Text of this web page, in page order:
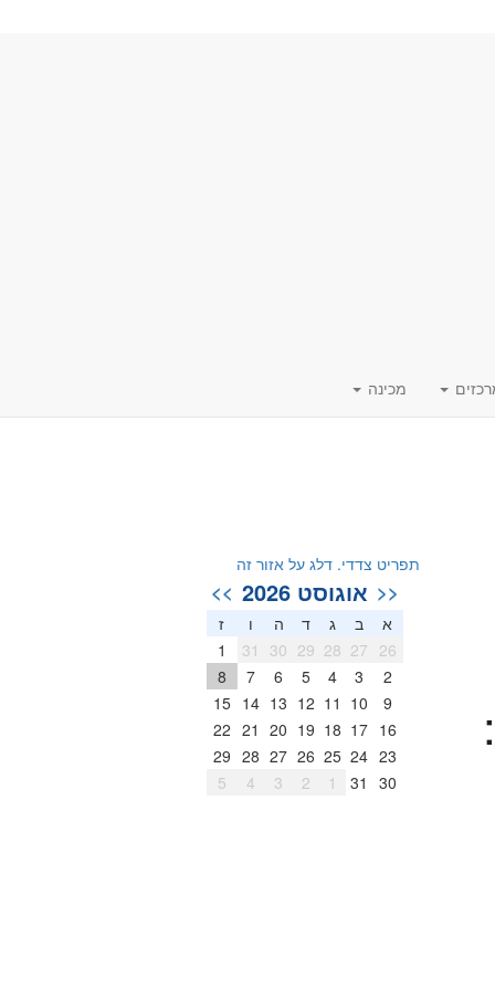
מכינה
תפריט צדדי. דלג על אזור זה
<< אוגוסט 2026 >>
א ב ג ד ה ו
ז
26
27
28
29
30
31
1
2
3
4
5
6
7
8
9
10
11
12
13
14
15
16
17
18
19
20
21
22
23
24
25
26
27
28
29
30
31
1
2
3
4
5